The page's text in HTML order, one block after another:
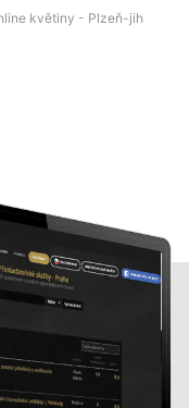
květiny - Plzeň-jih